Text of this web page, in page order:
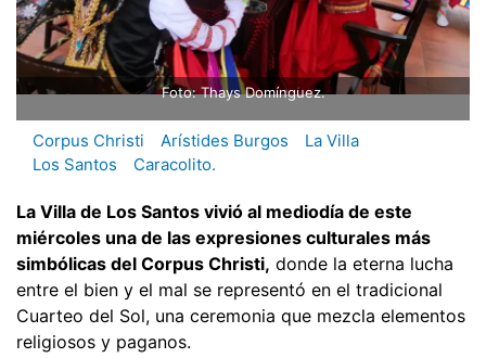
Foto: Thays Domínguez.
Corpus Christi Arístides Burgos
La Villa
Los Santos
Caracolito.
La Villa de Los Santos vivió al mediodía de este
miércoles una de las expresiones culturales más
simbólicas del Corpus Christi, donde la eterna lucha
entre el bien y el mal se representó en el tradicional
Cuarteo del Sol, una ceremonia que mezcla elementos
religiosos y paganos.